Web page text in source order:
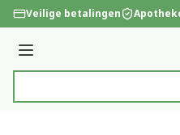
Ga naar de inhoud
Veilige betalingen
Menu